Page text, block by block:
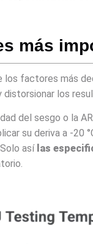
más
los factores más
los
del sesgo o la
su deriva a -
así las